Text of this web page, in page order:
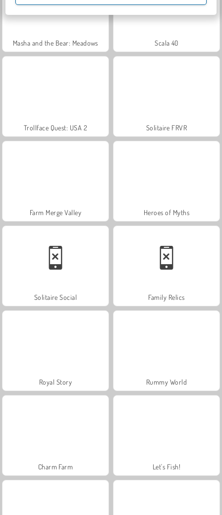
Masha and the Bear: Meadows Scala 40
Trollface Quest: USA 2 Solitaire FRVR
Farm Merge Valley Heroes of Myths
Solitaire Social Family Relics
Royal Story Rummy World
Charm Farm Let's Fish!